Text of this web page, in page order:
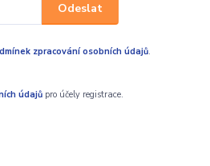
Odeslat
zpracování osobních údajů.
údajůpro účely registrace.